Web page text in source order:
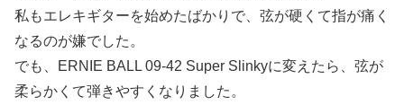
私もエレキギターを始めたばかりで、弦が硬くて指が痛く
なるのが嫌でした。
でも、ERNIE BALL 09-42 Super Slinkyに変えたら、弦が
柔らかくて弾きやすくなりました。